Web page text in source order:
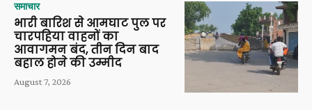
समाचार
भारी बारिश से आमघाट पुल पर
चारपहिया वाहनों का
आवागमन बंद, तीन दिन बाद
बहाल होने की उम्मीद
August 7, 2026